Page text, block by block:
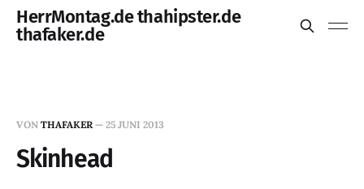
HerrMontag.de thahipster.de
thafaker.de
VON THAFAKER — 25 JUNI 2013
Skinhead